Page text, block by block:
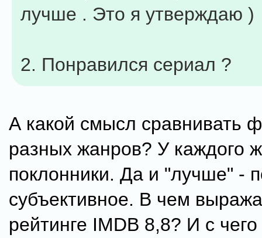
лучше . Это я утверждаю )
2. Понравился сериал ?
А какой смысл сравнивать
разных жанров? У каждого
поклонники. Да и "лучше" -
субъективное. В чем
рейтинге IMDB 8,8? И с чего